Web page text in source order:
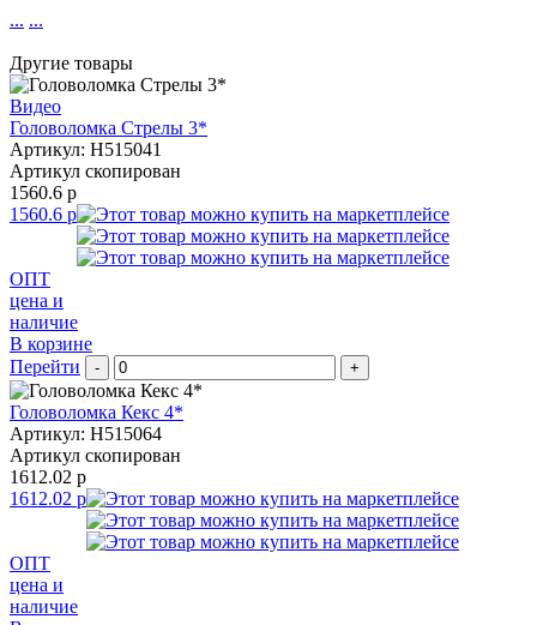
... ...
Другие товары
Видео
Головоломка Стрелы 3*
Артикул: H515041
Артикул скопирован
1560.6 р
1560.6 р
ОПТ
цена и
наличие
В корзине
Перейти
- +
Головоломка Кекс 4*
Артикул: H515064
Артикул скопирован
1612.02 р
1612.02 р
ОПТ
цена и
наличие